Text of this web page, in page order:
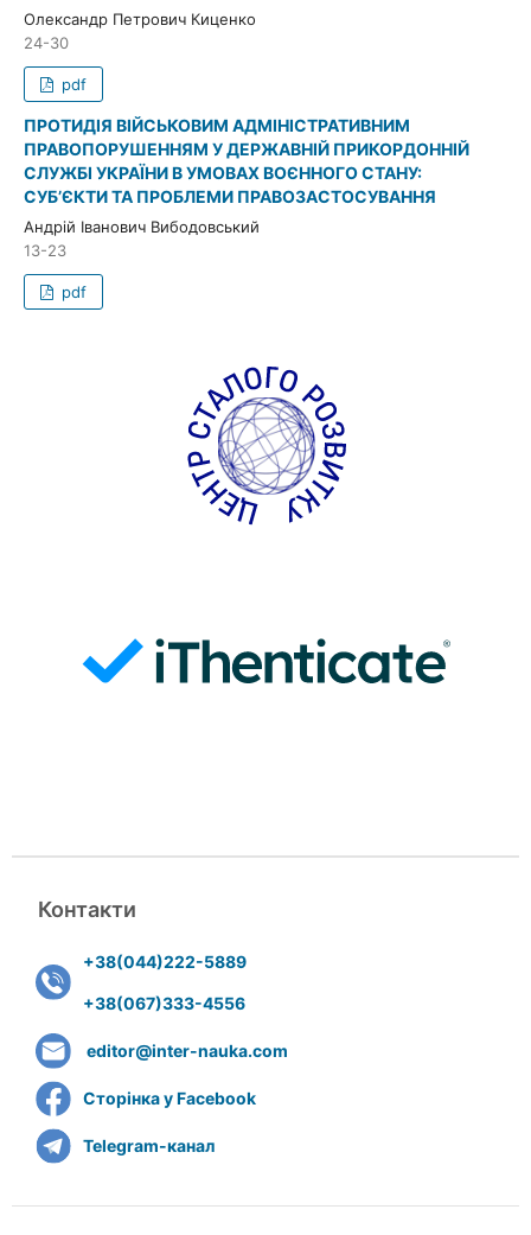
Олександр Петрович Киценко
24-30
pdf
ПРОТИДІЯ ВІЙСЬКОВИМ АДМІНІСТРАТИВНИМ
ПРАВОПОРУШЕННЯМ У ДЕРЖАВНІЙ ПРИКОРДОННІЙ
СЛУЖБІ УКРАЇНИ В УМОВАХ ВОЄННОГО СТАНУ:
СУБ’ЄКТИ ТА ПРОБЛЕМИ ПРАВОЗАСТОСУВАННЯ
Андрій Іванович Вибодовський
13-23
pdf
Контакти
+38(044)222-5889
+38(067)333-4556
editor@inter-nauka.com
Сторінка у Facebook
Telegram-канал